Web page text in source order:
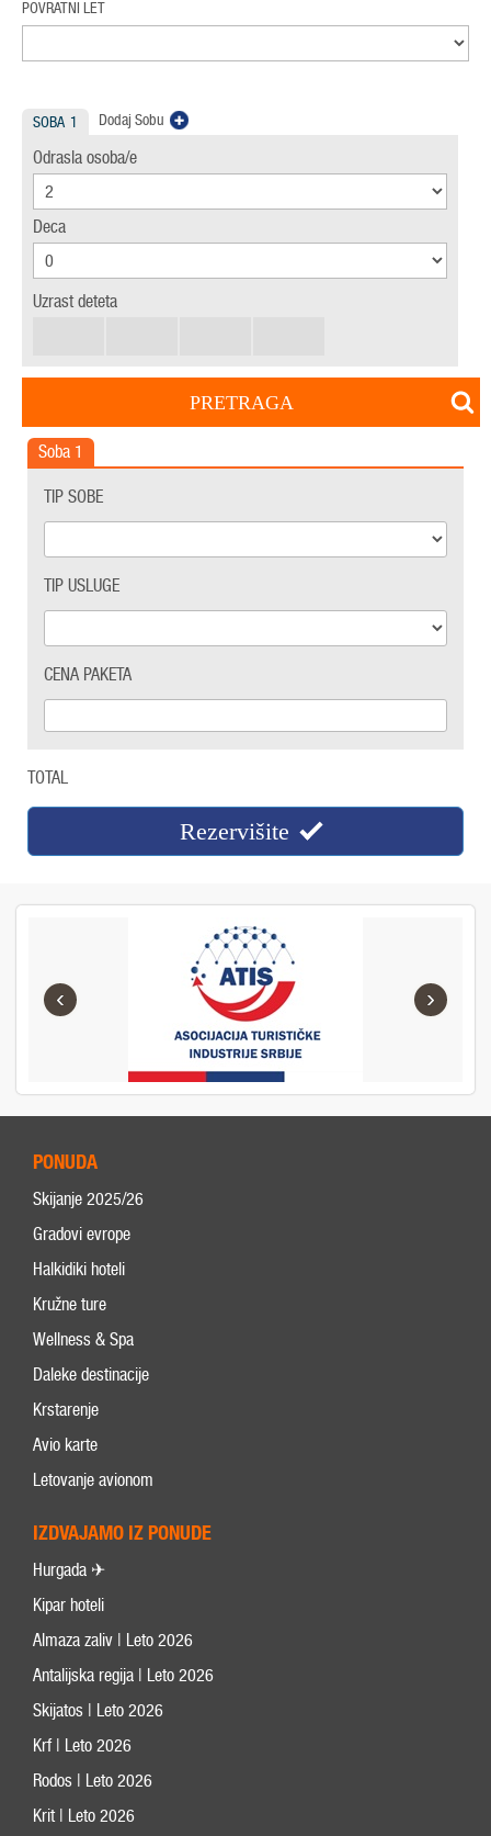
POVRATNI LET
SOBA 1 Dodaj Sobu
Odrasla osoba/e
Deca
Uzrast deteta
PRETRAGA
Soba 1
TIP SOBE
TIP USLUGE
CENA PAKETA
TOTAL
Rezervišite
‹ ›
PONUDA
Skijanje 2025/26
Gradovi evrope
Halkidiki hoteli
Kružne ture
Wellness & Spa
Daleke destinacije
Krstarenje
Avio karte
Letovanje avionom
IZDVAJAMO IZ PONUDE
Hurgada ✈
Kipar hoteli
Almaza zaliv | Leto 2026
Antalijska regija | Leto 2026
Skijatos | Leto 2026
Krf | Leto 2026
Rodos | Leto 2026
Krit | Leto 2026